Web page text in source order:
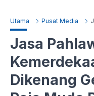
Utama Pusat Media
Jasa
Dikenang